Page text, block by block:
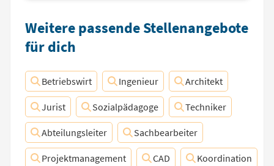
Weitere passende Stellenangebote
für dich
Betriebswirt Ingenieur Architekt
Jurist Sozialpädagoge Techniker
Abteilungsleiter Sachbearbeiter
Projektmanagement CAD Koordination